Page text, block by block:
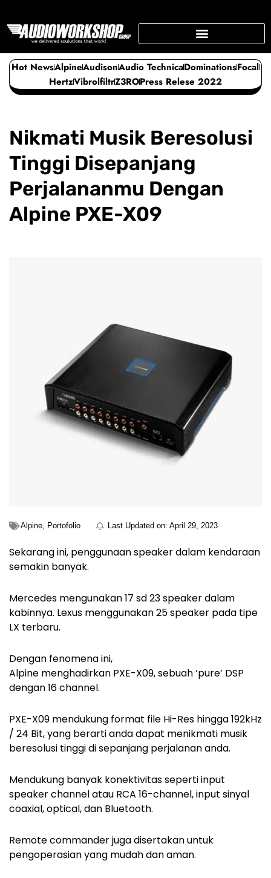
to
content
Hot NewsAlpineAudisonAudio TechnicaDominationsFocal
HertzVibrolfiltrZ3ROPress Relese 2022
Nikmati Musik Beresolusi
Tinggi Disepanjang
Perjalananmu Dengan
Alpine PXE-X09
Alpine Portofolio Last Updated on: April 29, 2023
Sekarang ini, penggunaan speaker dalam kendaraan
semakin banyak.
Mercedes mengunakan 17 sd 23 speaker dalam
kabinnya. Lexus menggunakan 25 speaker pada tipe
LX terbaru.
Dengan fenomena ini,
Alpine menghadirkan PXE-X09, sebuah ‘pure’ DSP
dengan 16 channel.
PXE-X09 mendukung format file Hi-Res hingga 192kHz
/ 24 Bit, yang berarti anda dapat menikmati musik
beresolusi tinggi di sepanjang perjalanan anda.
Mendukung banyak konektivitas seperti input
speaker channel atau RCA 16-channel, input sinyal
coaxial, optical, dan Bluetooth.
Remote commander juga disertakan untuk
pengoperasian yang mudah dan aman.